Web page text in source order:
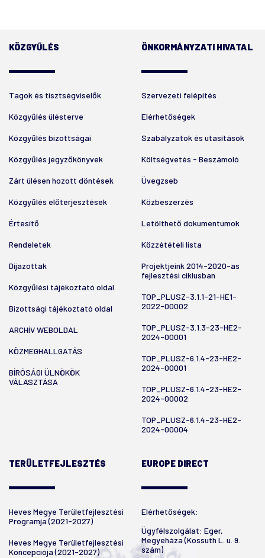
KÖZGYŰLÉS
Tagok és tisztségviselők
Közgyűlés ülésterve
Közgyűlés bizottságai
Közgyűlés jegyzőkönyvek
Zárt ülésen hozott döntések
Közgyűlés előterjesztések
Értesítő
Rendeletek
Díjazottak
Közgyűlési tájékoztató oldal
Bizottsági tájékoztató oldal
ARCHÍV WEBOLDAL
KÖZMEGHALLGATÁS
BÍRÓSÁGI ÜLNÖKÖK
VÁLASZTÁSA
ÖNKORMÁNYZATI HIVATAL
Szervezeti felépítés
Elérhetőségek
Szabályzatok és utasítások
Költségvetés - Beszámoló
Üvegzseb
Közbeszerzés
Letölthető dokumentumok
Közzétételi lista
Projektjeink 2014-2020-as
fejlesztési ciklusban
TOP_PLUSZ-3.1.1-21-HE1-
2022-00002
TOP_PLUSZ-3.1.3-23-HE2-
2024-00001
TOP_PLUSZ-6.1.4-23-HE2-
2024-00001
TOP_PLUSZ-6.1.4-23-HE2-
2024-00002
TOP_PLUSZ-6.1.4-23-HE2-
2024-00004
TERÜLETFEJLESZTÉS
Heves Megye Területfejlesztési
Programja (2021-2027)
Heves Megye Területfejlesztési
Koncepciója (2021-2027)
EUROPE DIRECT
Elérhetőségek:
Ügyfélszolgálat: Eger,
Megyeháza (Kossuth L. u. 9.
szám)